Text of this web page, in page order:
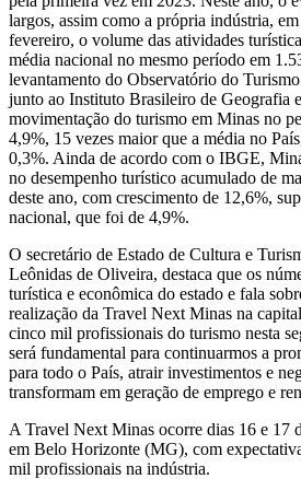
largos, assim como a própria indústria,
fevereiro, o volume das atividades
média nacional no mesmo período em
levantamento do Observatório do
junto ao Instituto Brasileiro de Geografia
movimentação do turismo em Minas no
4,9%, 15 vezes maior que a média no
0,3%. Ainda de acordo com o IBGE,
no desempenho turístico acumulado de
deste ano, com crescimento de 12,6%,
nacional, que foi de 4,9%.
O secretário de Estado de Cultura e
Leônidas de Oliveira, destaca que os
turística e econômica do estado e fala
realização da Travel Next Minas na
cinco mil profissionais do turismo nesta
será fundamental para continuarmos a
para todo o País, atrair investimentos e
transformam em geração de emprego e
A Travel Next Minas ocorre dias 16 e 17
em Belo Horizonte (MG), com
mil profissionais na indústria.